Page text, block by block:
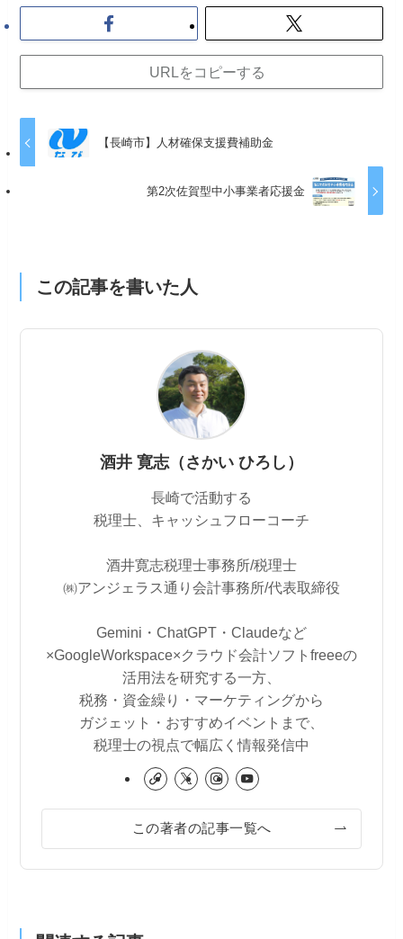
URLをコピーする
【長崎市】人材確保支援費補助金
第2次佐賀型中小事業者応援金
この記事を書いた人
酒井 寛志（さかい ひろし）
長崎で活動する
税理士、キャッシュフローコーチ
酒井寛志税理士事務所/税理士
㈱アンジェラス通り会計事務所/代表取締役
Gemini・ChatGPT・Claudeなど
×GoogleWorkspace×クラウド会計ソフトfreeeの
活用法を研究する一方、
税務・資金繰り・マーケティングから
ガジェット・おすすめイベントまで、
税理士の視点で幅広く情報発信中
この著者の記事一覧へ